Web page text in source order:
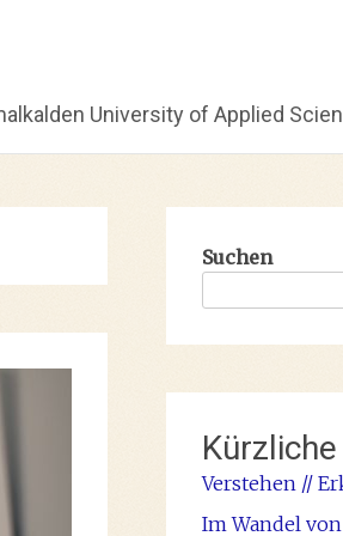
University of Applied
Suchen
Verstehen //
Im Wandel